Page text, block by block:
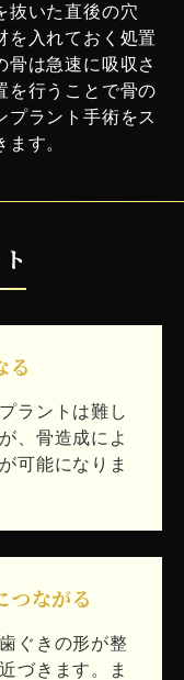
抜いた直後の穴
を入れておく処置
骨は急速に吸収さ
を行うことで骨の
プラント手術をス
す。
る
ラントは難し
、骨造成によ
可能になりま
つながる
ぐきの形が整
づきます。ま